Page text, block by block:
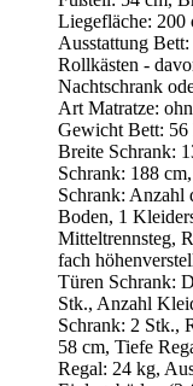
Liegefläche: 200
Ausstattung
Rollkästen -
Nachtschrank
Art Matratze:
Gewicht Bett: 56
Breite Schrank:
Schrank: 188
Schrank: Anzahl
Boden, 1
Mitteltrennsteg,
fach
Türen Schrank:
Stk., Anzahl
Schrank: 2 Stk.,
58 cm, Tiefe
Regal: 24 kg,